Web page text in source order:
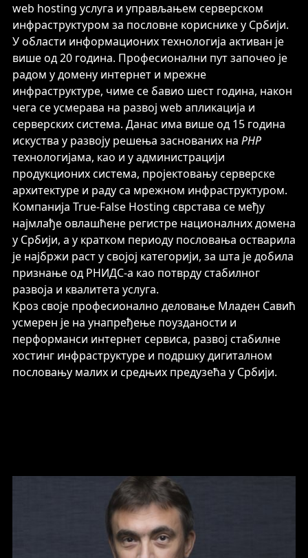
web hosting услуга и управљањем серверском
инфраструктуром за пословне кориснике у Србији.
У области информационих технологија активан је
више од 20 година. Професионални пут започео је
радом у домену интернет и мрежне
инфраструктуре, чиме се бавио шест година, након
чега се усмерава на развој web апликација и
серверских система. Данас има више од 15 година
искуства у развоју решења заснованих на PHP
технологијама, као и у администрацији
продукционих система, пројектовању серверске
архитектуре и раду са мрежном инфраструктуром.
Компанија True-False Hosting сврстава се међу
најмлађе овлашћене регистре националних домена
у Србији, а у кратком периоду пословања остварила
је најбржи раст у својој категорији, за шта је добила
признање од РНИДС-а као потврду стабилног
развоја и квалитета услуга.
Кроз своје професионално деловање Младен Савић
усмерен је на унапређење поузданости и
перформанси интернет сервиса, развој стабилне
хостинг инфраструктуре и подршку дигиталном
пословању малих и средњих предузећа у Србији.